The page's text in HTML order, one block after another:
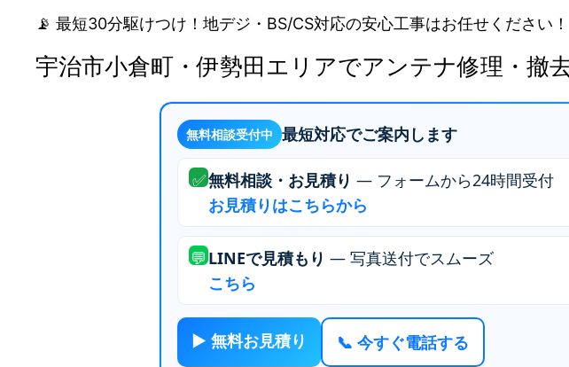
📡 最短30分駆けつけ！地デジ・BS/CS対応の安心工事はお任せください！
宇治市小倉町・伊勢田エリアでアンテナ修理・撤
無料相談受付中 最短対応でご案内します
✅無料相談・お見積り — フォームから24時間受付
お見積りはこちらから
💬 LINEで見積もり — 写真送付でスムーズ
こちら
▶ 無料お見積り 📞 今すぐ電話する